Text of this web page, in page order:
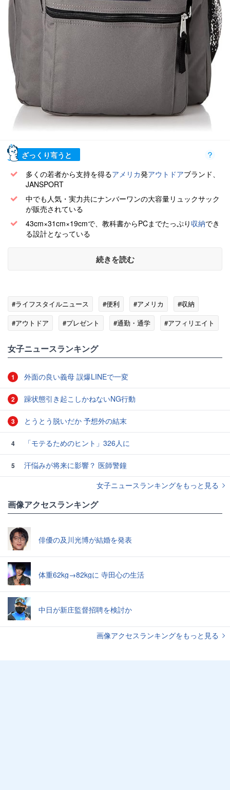
ざっくり言うと
多くの若者から支持を得るアメリカ発アウトドアブランド、
JANSPORT
中でも人気・実力共にナンバーワンの大容量リュックサック
が販売されている
43cm×31cm×19cmで、教科書からPCまでたっぷり 収納でき
る設計となっている
続きを読む
#ライフスタイルニュース #便利 #アメリカ
#収納
#アウトドア
#プレゼント #通勤・通学 #アフィリエイト
女子ニュースランキング
1 外面の良い義母 誤爆LINEで一変
2 躁状態引き起こしかねないNG行動
3 とうとう脱いだか 予想外の結末
4 「モテるためのヒント」326人に
5
汗悩みが将来に影響？ 医師警鐘
女子ニュースランキングをもっと見る
画像アクセスランキング
俳優の及川光博が結婚を発表
体重62kg→82kgに 寺田心の生活
中日が新庄監督招聘を検討か
画像アクセスランキングをもっと見る